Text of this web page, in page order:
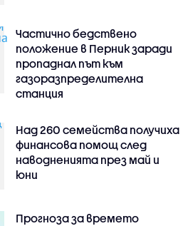
Частично бедствено
положение в Перник заради
пропаднал път към
газоразпределителна
станция
Над 260 семейства получиха
финансова помощ след
наводненията през май и
юни
Прогноза за времето